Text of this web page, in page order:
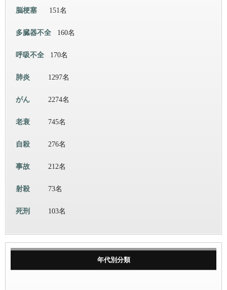
脳梗塞 151名
多臓器不全 160名
呼吸不全 170名
肺炎 1297名
がん 2274名
老衰 745名
自殺 276名
事故 212名
射殺 73名
死刑 103名
年代別分類